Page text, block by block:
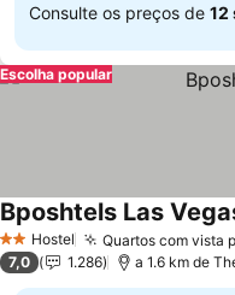
Consulte os preços de 12
Escolha popular
2 Estrelas
Hostel Quartos com vista
Bposhtels Las
7,0 1.286 a 1.6 km de